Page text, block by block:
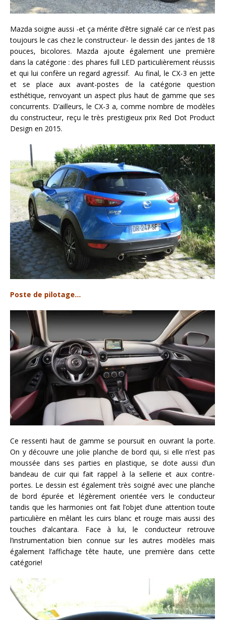
Mazda soigne aussi -et ça mérite d’être signalé car ce n’est pas
toujours le cas chez le constructeur- le dessin des jantes de 18
pouces, bicolores. Mazda ajoute également une première
dans la catégorie : des phares full LED particulièrement réussis
et qui lui confère un regard agressif. Au final, le CX-3 en jette
et se place aux avant-postes de la catégorie question
esthétique, renvoyant un aspect plus haut de gamme que ses
concurrents. D’ailleurs, le CX-3 a, comme nombre de modèles
du constructeur, reçu le très prestigieux prix Red Dot Product
Design en 2015.
Poste de pilotage…
Ce ressenti haut de gamme se poursuit en ouvrant la porte.
On y découvre une jolie planche de bord qui, si elle n’est pas
moussée dans ses parties en plastique, se dote aussi d’un
bandeau de cuir qui fait rappel à la sellerie et aux contre-
portes. Le dessin est également très soigné avec une planche
de bord épurée et légèrement orientée vers le conducteur
tandis que les harmonies ont fait l’objet d’une attention toute
particulière en mêlant les cuirs blanc et rouge mais aussi des
touches d’alcantara. Face à lui, le conducteur retrouve
l’instrumentation bien connue sur les autres modèles mais
également l’affichage tête haute, une première dans cette
catégorie!